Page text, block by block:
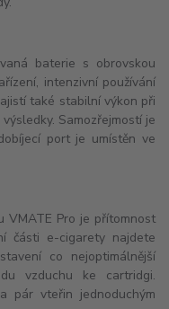
baterie s obrovskou
intenzivní používání
také stabilní výkon při
Samozřejmostí je
port je umístěn ve
VMATE Pro je přítomnost
části e-cigarety najdete
co nejoptimálnější
vzduchu ke cartridgi.
pár vteřin jednoduchým